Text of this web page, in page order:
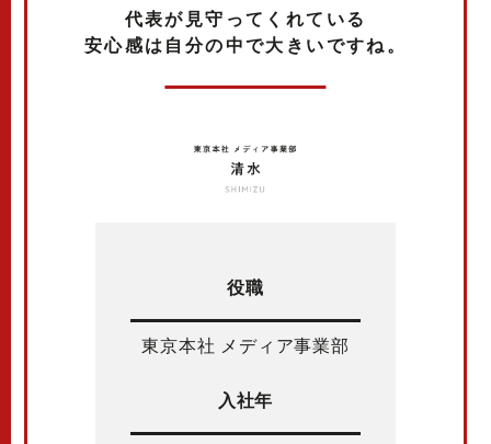
代表が見守ってくれている
安心感は自分の中で大きいですね。
役職
東京本社 メディア事業部
入社年